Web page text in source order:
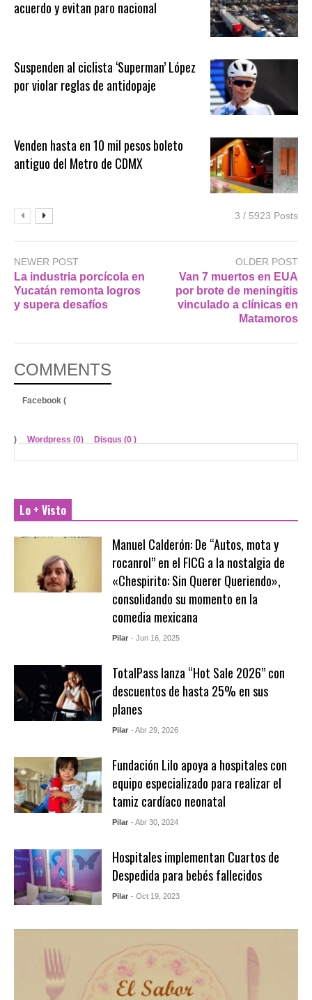
acuerdo y evitan paro nacional
Suspenden al ciclista ‘Superman’ López
por violar reglas de antidopaje
Venden hasta en 10 mil pesos boleto
antiguo del Metro de CDMX
3 / 5923 Posts
NEWER POST
La industria porcícola en
Yucatán remonta logros
y supera desafíos
OLDER POST
Van 7 muertos en EUA
por brote de meningitis
vinculado a clínicas en
Matamoros
COMMENTS
Facebook (
) Wordpress (0) Disqus (0 )
Lo + Visto
Manuel Calderón: De “Autos, mota y
rocanrol” en el FICG a la nostalgia de
«Chespirito: Sin Querer Queriendo»,
consolidando su momento en la
comedia mexicana
Pilar - Jun 16, 2025
TotalPass lanza “Hot Sale 2026” con
descuentos de hasta 25% en sus
planes
Pilar - Abr 29, 2026
Fundación Lilo apoya a hospitales con
equipo especializado para realizar el
tamiz cardíaco neonatal
Pilar - Abr 30, 2024
Hospitales implementan Cuartos de
Despedida para bebés fallecidos
Pilar - Oct 19, 2023